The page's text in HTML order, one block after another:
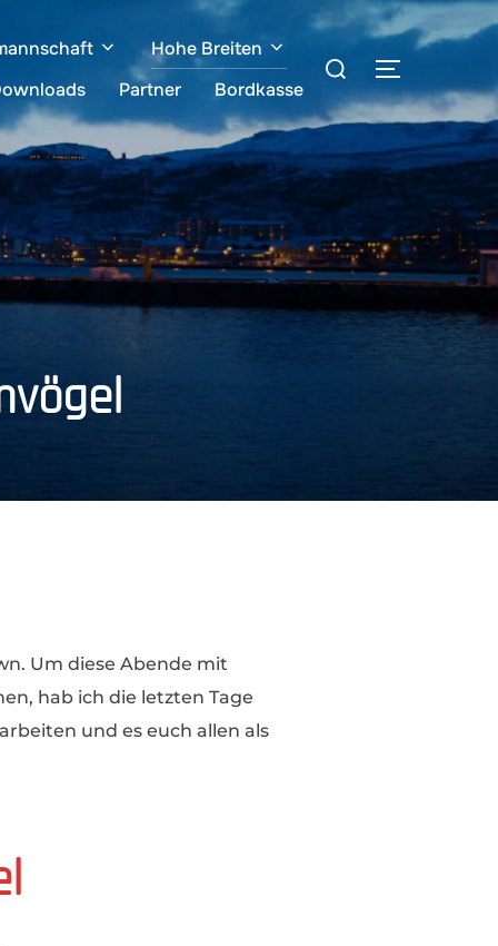
Hohe Breiten
Partner Bordkasse
Suchen
Um diese Abende mit
hab ich die letzten Tage
und es euch allen als